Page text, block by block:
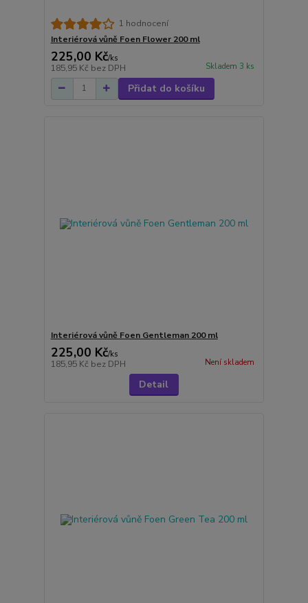
1 hodnocení
Interiérová vůně Foen Flower 200 ml
225,00 Kč/ks
185,95 Kč bez DPH Skladem 3 ks
Přidat do košíku
Interiérová vůně Foen Gentleman 200 ml
225,00 Kč/ks
185,95 Kč bez DPH Není skladem
Detail